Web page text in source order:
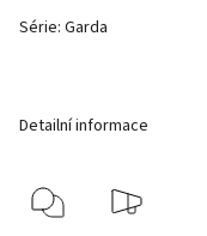
Série: Garda
Detailní informace